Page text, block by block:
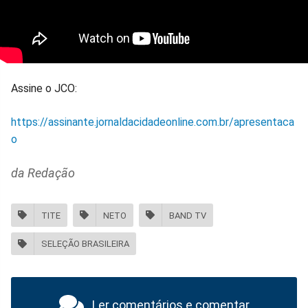
Assine o JCO:
https://assinante.jornaldacidadeonline.com.br/apresentaca
o
da Redação
TITE NETO BAND TV
SELEÇÃO BRASILEIRA
Ler comentários e comentar